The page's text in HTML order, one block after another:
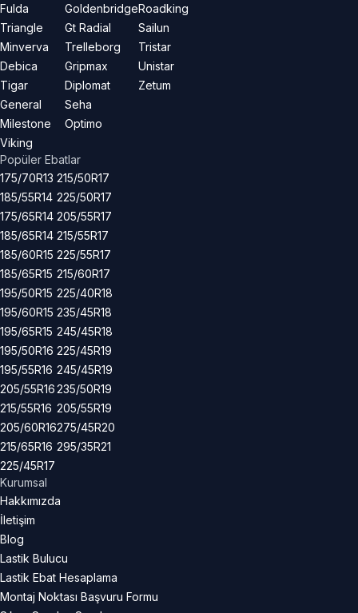
Fulda
Triangle
Minverva
Debica
Tigar
General
Milestone
Viking
Goldenbridge
Gt Radial
Trelleborg
Gripmax
Diplomat
Seha
Optimo
Roadking
Sailun
Tristar
Unistar
Zetum
Popüler Ebatlar
175/70R13
185/55R14
175/65R14
185/65R14
185/60R15
185/65R15
195/50R15
195/60R15
195/65R15
195/50R16
195/55R16
205/55R16
215/55R16
205/60R16
215/65R16
225/45R17
215/50R17
225/50R17
205/55R17
215/55R17
225/55R17
215/60R17
225/40R18
235/45R18
245/45R18
225/45R19
245/45R19
235/50R19
205/55R19
275/45R20
295/35R21
Kurumsal
Hakkımızda
İletişim
Blog
Lastik Bulucu
Lastik Ebat Hesaplama
Montaj Noktası Başvuru Formu